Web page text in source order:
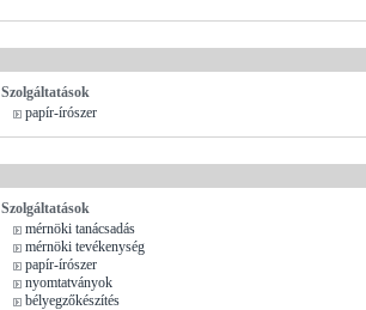
Szolgáltatások
papír-írószer
Szolgáltatások
mérnöki tanácsadás
mérnöki tevékenység
papír-írószer
nyomtatványok
bélyegzőkészítés